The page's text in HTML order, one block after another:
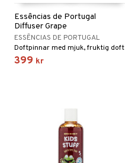
Essências de Portugal
Diffuser Grape
ESSÊNCIAS DE PORTUGAL
Doftpinnar med mjuk, fruktig doft
399 kr